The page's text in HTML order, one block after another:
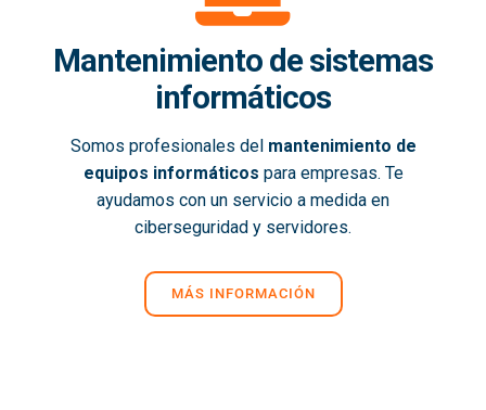
Mantenimiento de sistemas
informáticos
Somos profesionales del mantenimiento de
equipos informáticos para empresas. Te
ayudamos con un servicio a medida en
ciberseguridad y servidores.
MÁS INFORMACIÓN